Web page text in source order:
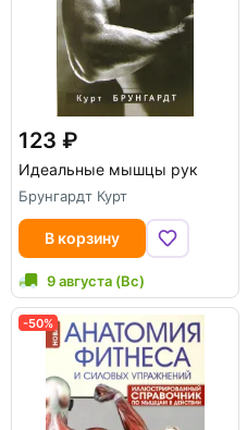
123
Идеальные мышцы рук
Брунгардт Курт
В корзину
9 августа (Вс)
-50%